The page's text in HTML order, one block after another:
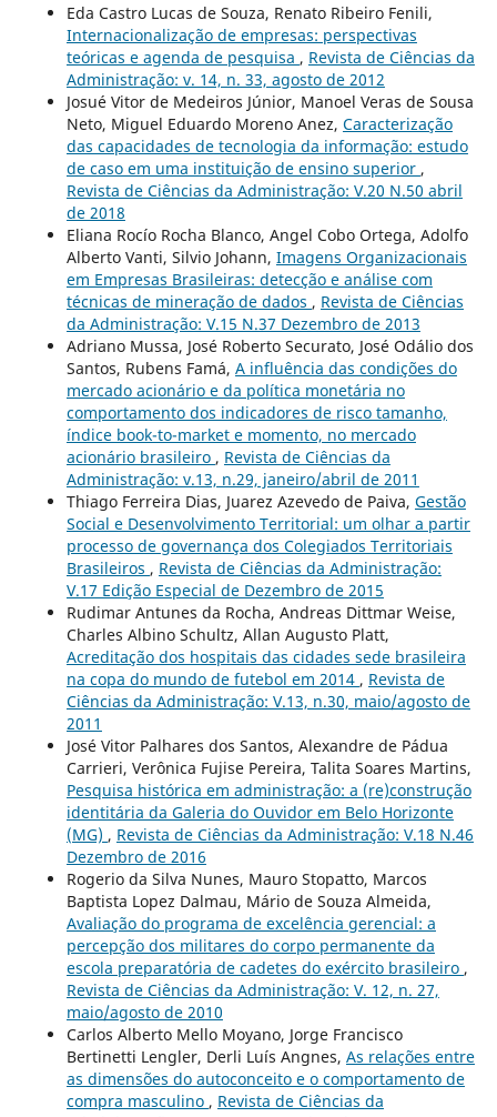
Eda Castro Lucas de Souza, Renato Ribeiro Fenili,
Internacionalização de empresas: perspectivas
teóricas e agenda de pesquisa , Revista de Ciências da
Administração: v. 14, n. 33, agosto de 2012
Josué Vitor de Medeiros Júnior, Manoel Veras de Sousa
Neto, Miguel Eduardo Moreno Anez, Caracterização
das capacidades de tecnologia da informação: estudo
de caso em uma instituição de ensino superior ,
Revista de Ciências da Administração: V.20 N.50 abril
de 2018
Eliana Rocío Rocha Blanco, Angel Cobo Ortega, Adolfo
Alberto Vanti, Silvio Johann, Imagens Organizacionais
em Empresas Brasileiras: detecção e análise com
técnicas de mineração de dados , Revista de Ciências
da Administração: V.15 N.37 Dezembro de 2013
Adriano Mussa, José Roberto Securato, José Odálio dos
Santos, Rubens Famá, A influência das condições do
mercado acionário e da política monetária no
comportamento dos indicadores de risco tamanho,
índice book-to-market e momento, no mercado
acionário brasileiro , Revista de Ciências da
Administração: v.13, n.29, janeiro/abril de 2011
Thiago Ferreira Dias, Juarez Azevedo de Paiva, Gestão
Social e Desenvolvimento Territorial: um olhar a partir
processo de governança dos Colegiados Territoriais
Brasileiros , Revista de Ciências da Administração:
V.17 Edição Especial de Dezembro de 2015
Rudimar Antunes da Rocha, Andreas Dittmar Weise,
Charles Albino Schultz, Allan Augusto Platt,
Acreditação dos hospitais das cidades sede brasileira
na copa do mundo de futebol em 2014 , Revista de
Ciências da Administração: V.13, n.30, maio/agosto de
2011
José Vitor Palhares dos Santos, Alexandre de Pádua
Carrieri, Verônica Fujise Pereira, Talita Soares Martins,
Pesquisa histórica em administração: a (re)construção
identitária da Galeria do Ouvidor em Belo Horizonte
(MG) , Revista de Ciências da Administração: V.18 N.46
Dezembro de 2016
Rogerio da Silva Nunes, Mauro Stopatto, Marcos
Baptista Lopez Dalmau, Mário de Souza Almeida,
Avaliação do programa de excelência gerencial: a
percepção dos militares do corpo permanente da
escola preparatória de cadetes do exército brasileiro ,
Revista de Ciências da Administração: V. 12, n. 27,
maio/agosto de 2010
Carlos Alberto Mello Moyano, Jorge Francisco
Bertinetti Lengler, Derli Luís Angnes, As relações entre
as dimensões do autoconceito e o comportamento de
compra masculino , Revista de Ciências da